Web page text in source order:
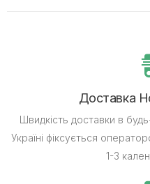
Доставка
Швидкість доставки в
Україні фіксується
1-3